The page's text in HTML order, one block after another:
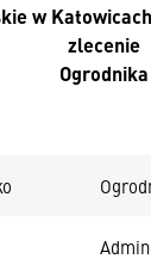
w
zlecenie
Ogrodnika